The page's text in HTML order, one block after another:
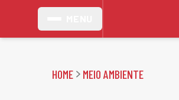
HOME MEIO AMBIENTE